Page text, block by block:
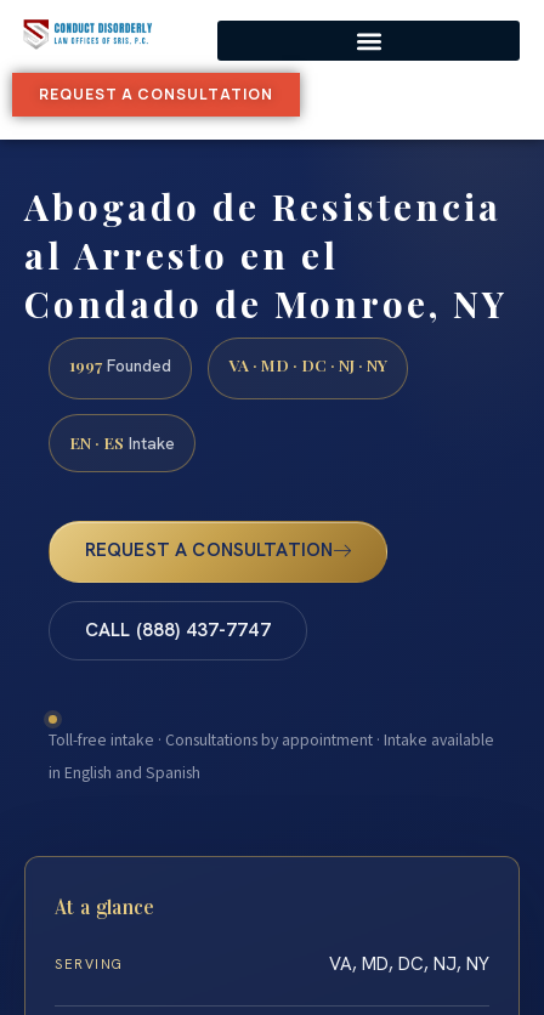
REQUEST A CONSULTATION
Abogado de Resistencia
al Arresto en el
Condado de Monroe, NY
1997 Founded VA · MD · DC · NJ · NY
EN · ES Intake
REQUEST A CONSULTATION
CALL (888) 437-7747
Toll-free intake · Consultations by appointment · Intake available
in English and Spanish
At a glance
SERVING VA, MD, DC, NJ, NY